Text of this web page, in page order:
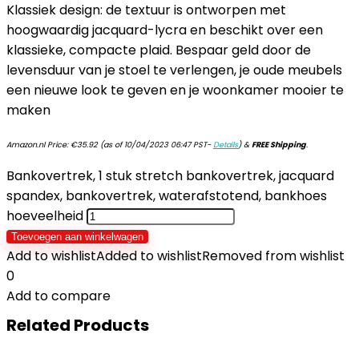
Klassiek design: de textuur is ontworpen met
hoogwaardig jacquard-lycra en beschikt over een
klassieke, compacte plaid. Bespaar geld door de
levensduur van je stoel te verlengen, je oude meubels
een nieuwe look te geven en je woonkamer mooier te
maken
Amazon.nl Price: €35.92(as of 10/04/2023 06:47 PST-Details)&FREE Shipping.
Bankovertrek, 1 stuk stretch bankovertrek, jacquard
spandex, bankovertrek, waterafstotend, bankhoes
hoeveelheid
Toevoegen aan winkelwagen
Add to wishlistAdded to wishlistRemoved from wishlist
0
Add to compare
Related Products